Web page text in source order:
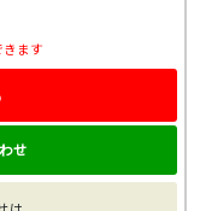
ます
せ